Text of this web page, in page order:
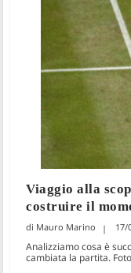
Viaggio alla
costruire il
Mauro Marino 17/
Analizziamo cosa è
cambiata la partita.